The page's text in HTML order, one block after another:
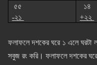
৫৫
-২১
১৪
+২২
ফলাফলে দশকের ঘরে ১ এলে ঘরটা
সবুজ রং করি। ফলাফলে দশকের